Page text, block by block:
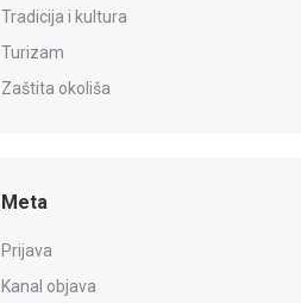
Tradicija i kultura
Turizam
Zaštita okoliša
Meta
Prijava
Kanal objava